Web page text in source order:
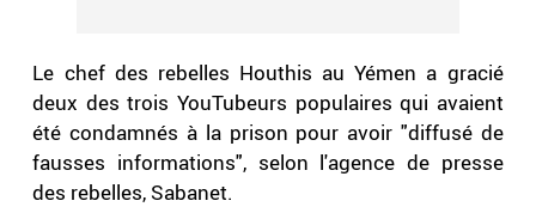
Le chef des rebelles Houthis au Yémen a gracié
deux des trois YouTubeurs populaires qui avaient
été condamnés à la prison pour avoir "diffusé de
fausses informations", selon l'agence de presse
des rebelles, Sabanet.